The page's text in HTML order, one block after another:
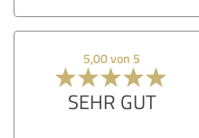
5,00 von 5
SEHR GUT